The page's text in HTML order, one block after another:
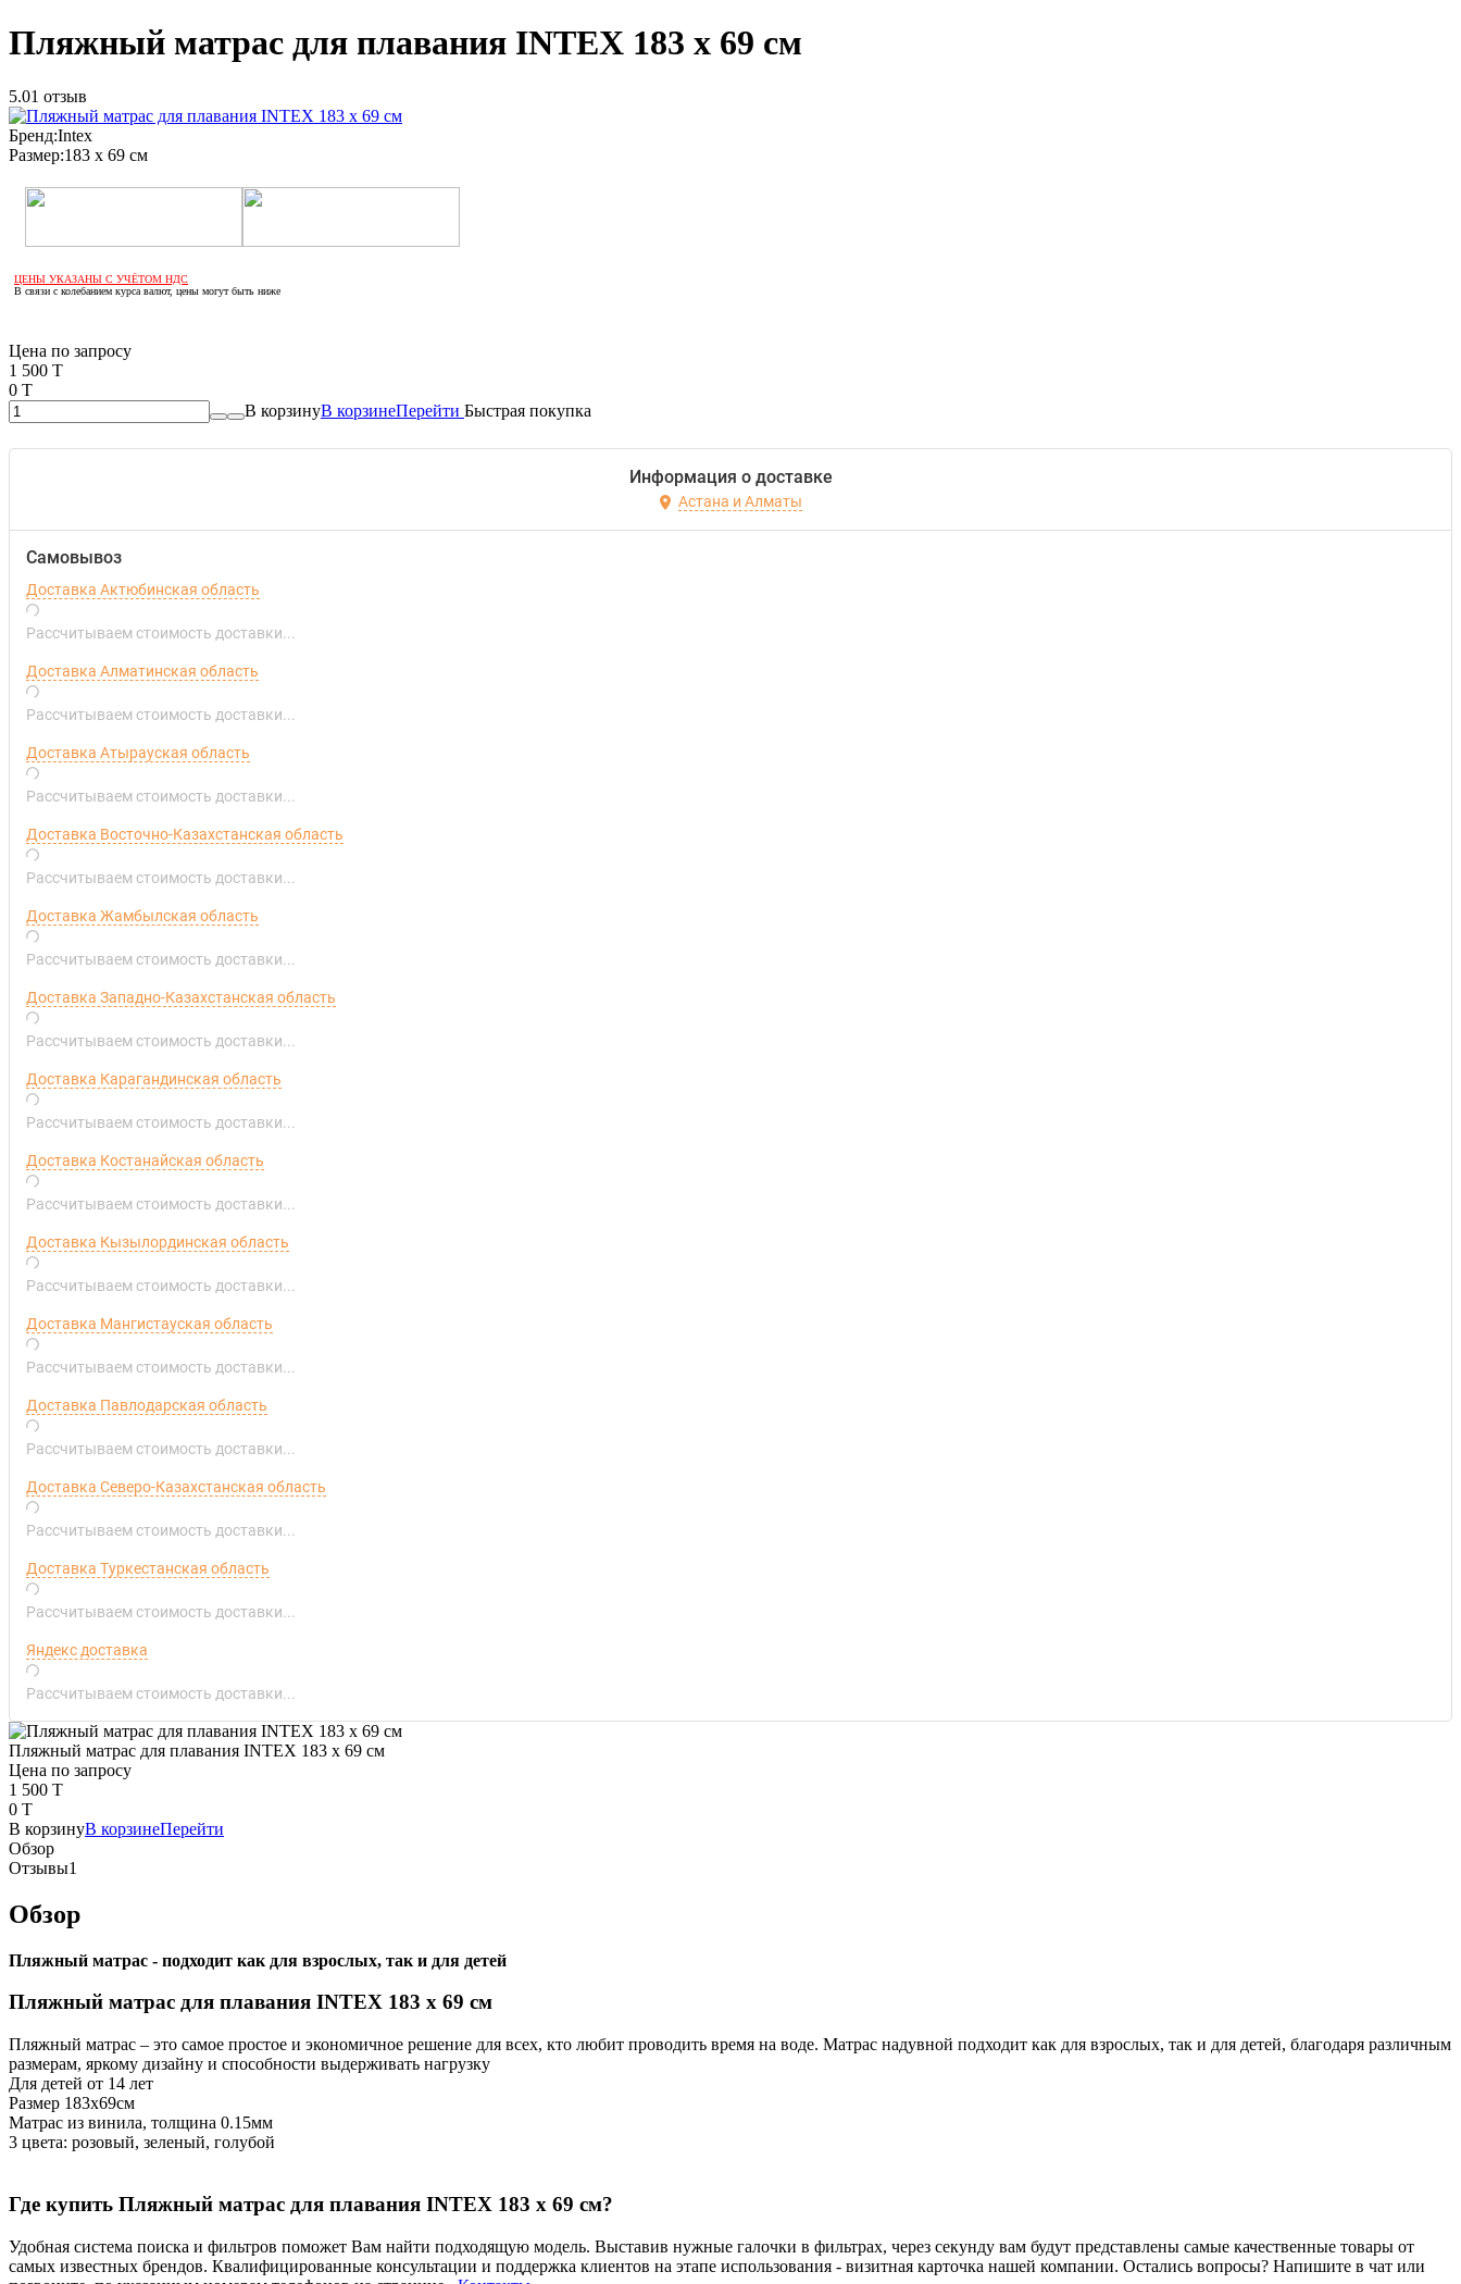
Пляжный матраc для плавания INTEX 183 х 69 см
5.01 отзыв
Бренд:Intex
Размер:183 х 69 см
ЦЕНЫ УКАЗАНЫ С УЧЁТОМ НДС
В связи с колебанием курса валют, цены могут быть ниже
Цена по запросу
1 500 T
0 T
В корзинуВ корзинеПерейти Быстрая покупка
Информация о доставке
Астана и Алматы
Самовывоз
Доставка Актюбинская область
Рассчитываем стоимость доставки...
Доставка Алматинская область
Рассчитываем стоимость доставки...
Доставка Атырауская область
Рассчитываем стоимость доставки...
Доставка Восточно-Казахстанская область
Рассчитываем стоимость доставки...
Доставка Жамбылская область
Рассчитываем стоимость доставки...
Доставка Западно-Казахстанская область
Рассчитываем стоимость доставки...
Доставка Карагандинская область
Рассчитываем стоимость доставки...
Доставка Костанайская область
Рассчитываем стоимость доставки...
Доставка Кызылординская область
Рассчитываем стоимость доставки...
Доставка Мангистауская область
Рассчитываем стоимость доставки...
Доставка Павлодарская область
Рассчитываем стоимость доставки...
Доставка Северо-Казахстанская область
Рассчитываем стоимость доставки...
Доставка Туркестанская область
Рассчитываем стоимость доставки...
Яндекс доставка
Рассчитываем стоимость доставки...
Пляжный матраc для плавания INTEX 183 х 69 см
Цена по запросу
1 500 T
0 T
В корзинуВ корзинеПерейти
Обзор
Отзывы1
Обзор
Пляжный матрас - подходит как для взрослых, так и для детей
Пляжный матраc для плавания INTEX 183 х 69 см
Пляжный матрас – это самое простое и экономичное решение для всех, кто любит проводить время на воде. Матрас надувной подходит как для взрослых, так и для детей, благодаря различным
размерам, яркому дизайну и способности выдерживать нагрузку
Для детей от 14 лет
Размер 183х69см
Матрас из винила, толщина 0.15мм
3 цвета: розовый, зеленый, голубой
Где купить Пляжный матраc для плавания INTEX 183 х 69 см?
Удобная система поиска и фильтров поможет Вам найти подходящую модель. Выставив нужные галочки в фильтрах, через секунду вам будут представлены самые качественные товары от
самых известных брендов. Квалифицированные консультации и поддержка клиентов на этапе использования - визитная карточка нашей компании. Остались вопросы? Напишите в чат или